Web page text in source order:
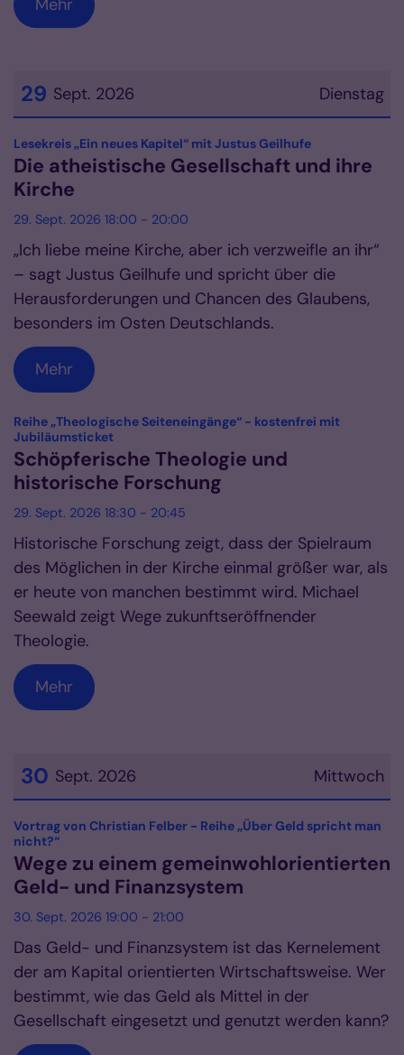
Mehr
Dienstag
29 Sept. 2026
Datum: 29. September 2026
Lesekreis „Ein neues Kapitel“ mit Justus Geilhufe:
Die atheistische Gesellschaft und ihre
Kirche
29. Sept. 2026 18:00 - 20:00
„Ich liebe meine Kirche, aber ich verzweifle an ihr“
– sagt Justus Geilhufe und spricht über die
Herausforderungen und Chancen des Glaubens,
besonders im Osten Deutschlands.
Mehr
Reihe „Theologische Seiteneingänge“ - kostenfrei mit
Jubiläumsticket:
Schöpferische Theologie und
historische Forschung
29. Sept. 2026 18:30 - 20:45
Historische Forschung zeigt, dass der Spielraum
des Möglichen in der Kirche einmal größer war, als
er heute von manchen bestimmt wird. Michael
Seewald zeigt Wege zukunftseröffnender
Theologie.
Mehr
Mittwoch
30 Sept. 2026
Datum: 30. September 2026
Vortrag von Christian Felber - Reihe „Über Geld spricht man
nicht?“:
Wege zu einem gemeinwohlorientierten
Geld- und Finanzsystem
30. Sept. 2026 19:00 - 21:00
Das Geld- und Finanzsystem ist das Kernelement
der am Kapital orientierten Wirtschaftsweise. Wer
bestimmt, wie das Geld als Mittel in der
Gesellschaft eingesetzt und genutzt werden kann?